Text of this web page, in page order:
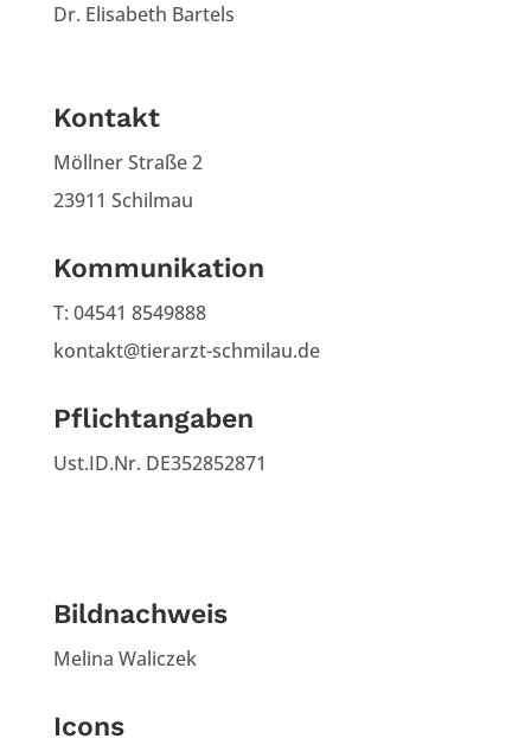
Dr. Elisabeth Bartels
Kontakt
Möllner Straße 2
23911 Schilmau
Kommunikation
T: 04541 8549888
kontakt@tierarzt-schmilau.de
Pflichtangaben
Ust.ID.Nr. DE352852871
Bildnachweis
Melina Waliczek
Icons